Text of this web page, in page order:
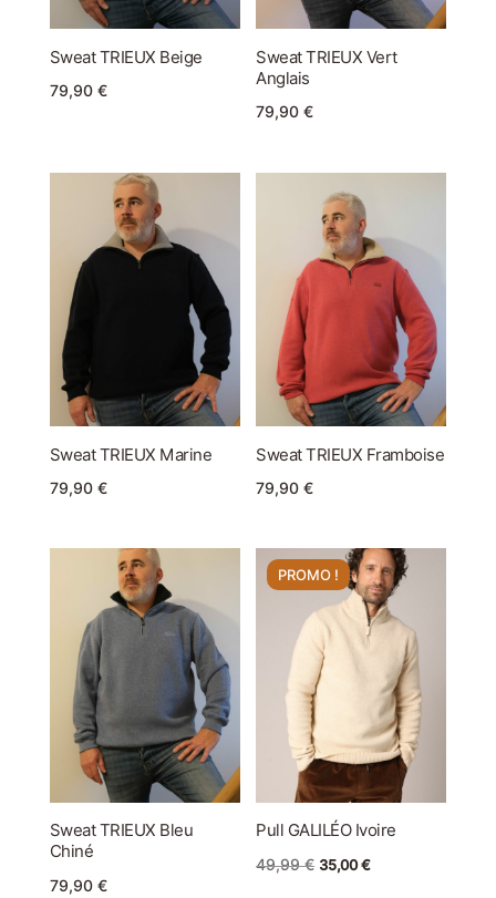
Sweat TRIEUX Beige
79,90 €
Sweat TRIEUX Vert
Anglais
79,90€
Sweat TRIEUX Marine
79,90 €
Sweat TRIEUX Framboise
79,90€
Sweat TRIEUX Bleu
Chiné
79,90 €
PROMO !
Pull GALILÉO Ivoire
49,99€ Le
35,00€Le